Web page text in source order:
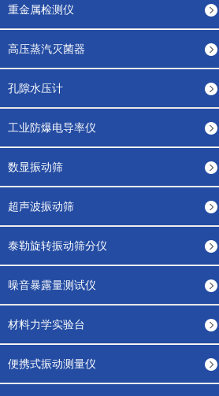
重金属检测仪
高压蒸汽灭菌器
孔隙水压计
工业防爆电导率仪
数显振动筛
超声波振动筛
泰勒旋转振动筛分仪
噪音暴露量测试仪
材料力学实验台
便携式振动测量仪